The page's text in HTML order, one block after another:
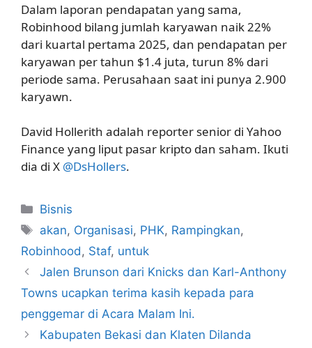
Dalam laporan pendapatan yang sama,
Robinhood bilang jumlah karyawan naik 22%
dari kuartal pertama 2025, dan pendapatan per
karyawan per tahun $1.4 juta, turun 8% dari
periode sama. Perusahaan saat ini punya 2.900
karyawn.
David Hollerith adalah reporter senior di Yahoo
Finance yang liput pasar kripto dan saham. Ikuti
dia di X @DsHollers.
Kategori
Bisnis
Tag
akan, Organisasi, PHK, Rampingkan,
Robinhood, Staf, untuk
Jalen Brunson dari Knicks dan Karl-Anthony
Towns ucapkan terima kasih kepada para
penggemar di Acara Malam Ini.
Kabupaten Bekasi dan Klaten Dilanda